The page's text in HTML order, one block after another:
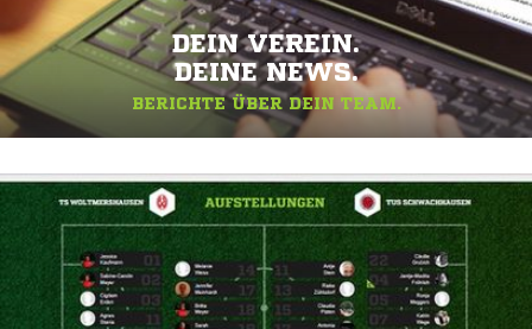
DEIN VEREIN.
DEINE NEWS.
BERICHTE ÜBER DEIN TEAM.